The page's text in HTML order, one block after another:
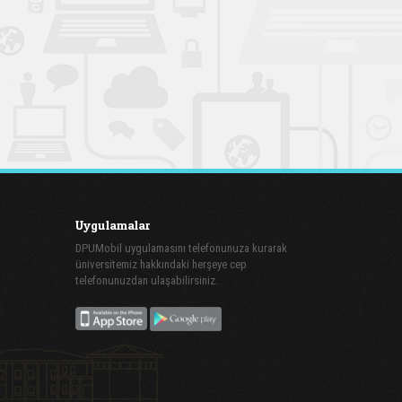
Uygulamalar
DPUMobil uygulamasını telefonunuza kurarak
üniversitemiz hakkındaki herşeye cep
telefonunuzdan ulaşabilirsiniz.